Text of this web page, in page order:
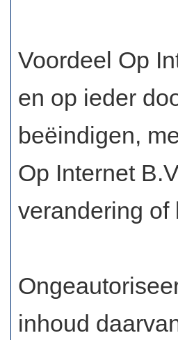
Voordeel Op
en op ieder
beëindigen,
Op Internet
verandering of
inhoud